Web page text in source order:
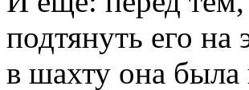
подтянуть его на
в шахту она была